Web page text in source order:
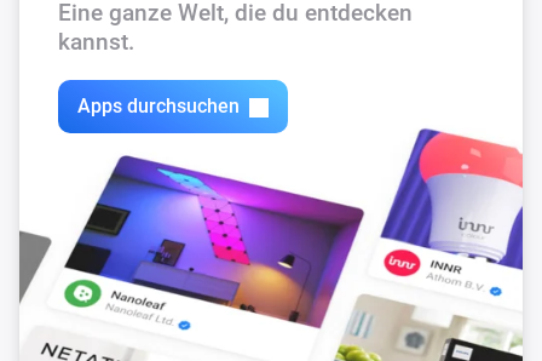
Eine ganze Welt, die du entdecken
kannst.
Apps durchsuchen